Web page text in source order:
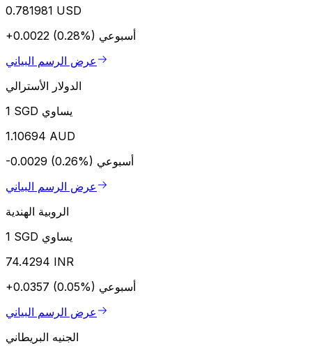
0.781981 USD
+0.0022 (0.28%) أسبوعي
عرض الرسم البياني
الدولار الأسترالي
1 SGD يساوي
1.10694 AUD
-0.0029 (0.26%) أسبوعي
عرض الرسم البياني
الروبية الهندية
1 SGD يساوي
74.4294 INR
+0.0357 (0.05%) أسبوعي
عرض الرسم البياني
الجنيه البريطاني